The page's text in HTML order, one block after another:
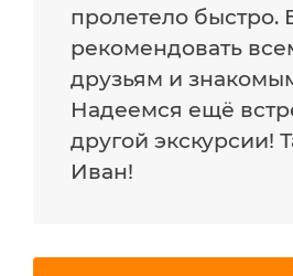
пролетело быстро.
рекомендовать
друзьям и
Надеемся ещё
другой экскурсии!
Иван!